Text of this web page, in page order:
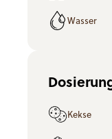
Wasser
Kekse